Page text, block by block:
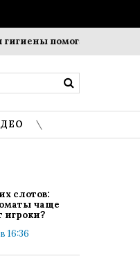
помогает
слотов:
чаще
игроки?
16:36